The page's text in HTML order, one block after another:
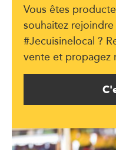
Vous êtes
souhaitez
#Jecuisinelocal ?
vente et propagez